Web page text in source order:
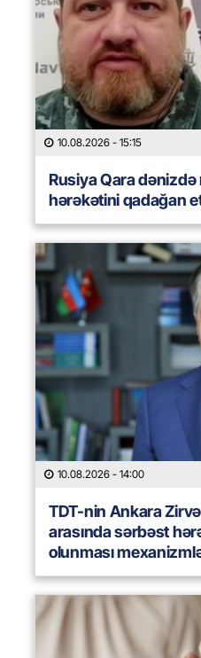
10.08.2026 - 15:15
Rusiya Qara
hərəkətini qadağan
10.08.2026 - 14:00
TDT-nin Ankara
arasında sərbəst
olunması